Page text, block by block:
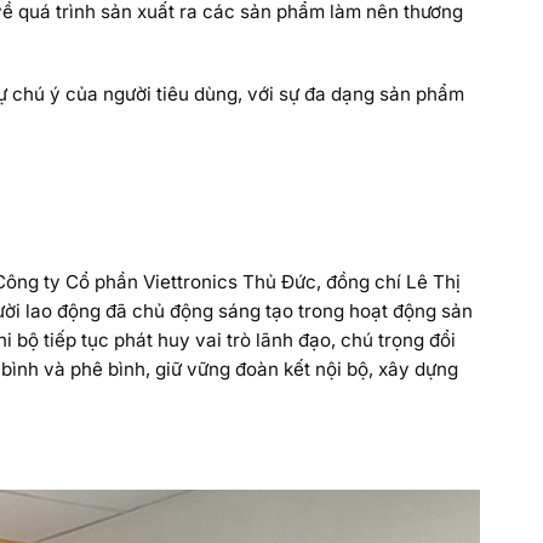
quá trình sản xuất ra các sản phẩm làm nên thương
ý của người tiêu dùng, với sự đa dạng sản phẩm
ty Cổ phần Viettronics Thủ Đức, đồng chí Lê Thị
lao động đã chủ động sáng tạo trong hoạt động sản
bộ tiếp tục phát huy vai trò lãnh đạo, chú trọng đổi
và phê bình, giữ vững đoàn kết nội bộ, xây dựng